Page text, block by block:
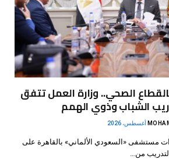
الصحي.. وزارة العمل تتفق
الشباب وذوي الهمم
مستشفى «السعودي الألماني» بالقاهرة على
من…